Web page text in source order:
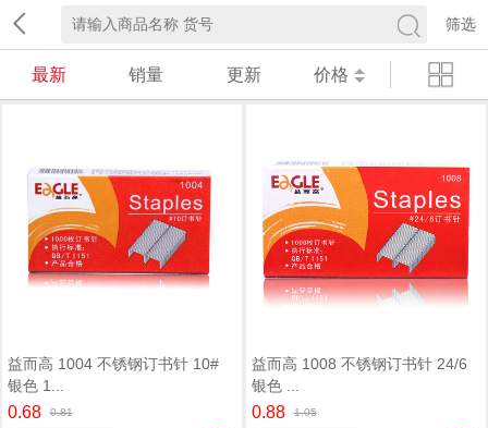
筛选
最新 销量 更新 价格
益而高 1004 不锈钢订书针 10#
银色 1...
0.68 0.81
益而高 1008 不锈钢订书针 24/6
银色 ...
0.88 1.05